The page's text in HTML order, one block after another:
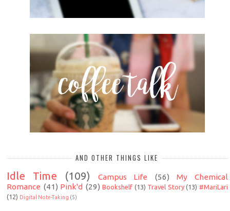
AND OTHER THINGS LIKE
Idle Time (109) Campus Life (56)
My Chemical
Romance (41) Pink'd (29) Bookshelf (13) Travel Story (13) #MariLari
(12) Digital Note-Taking (5)